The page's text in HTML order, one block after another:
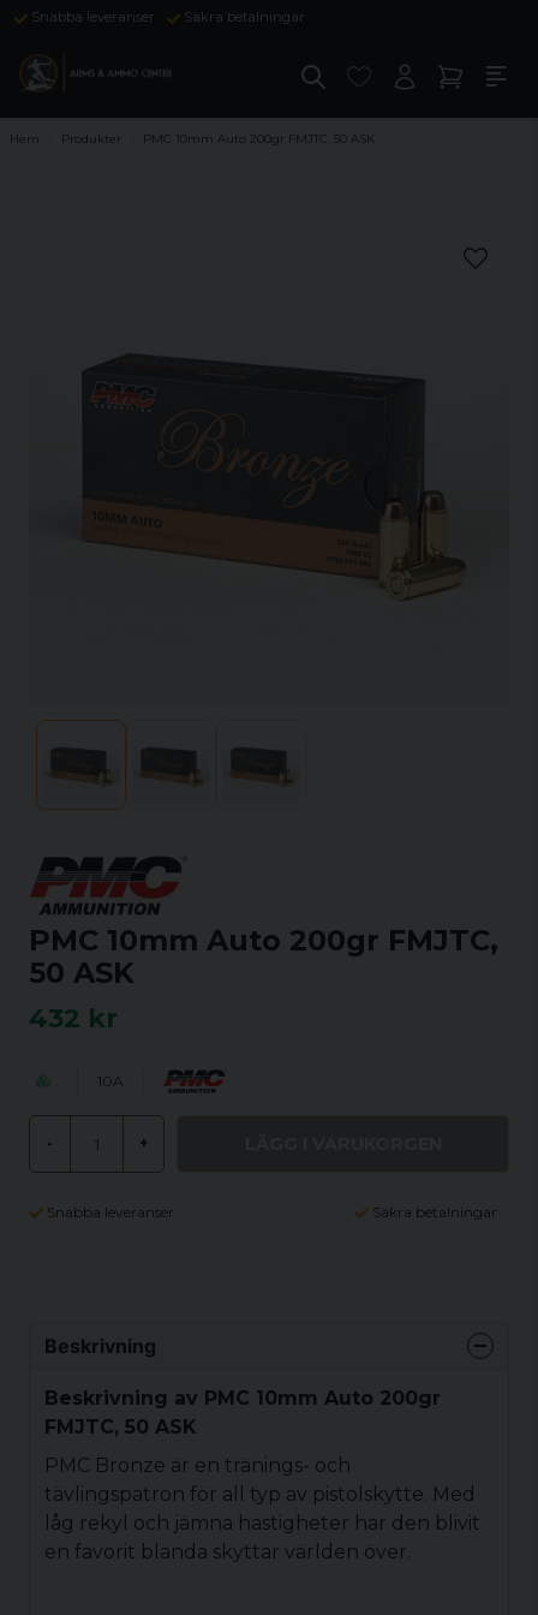
Snabba leveranser Säkra betalningar
Hem Produkter PMC 10mm Auto 200gr FMJTC, 50 ASK
PMC 10mm Auto 200gr FMJTC,
50 ASK
432 kr
10A
- +
Snabba leveranser Säkra betalningar
Beskrivning
Beskrivning av PMC 10mm Auto 200gr
FMJTC, 50 ASK
PMC Bronze är en tränings- och
tävlingspatron för all typ av pistolskytte. Med
låg rekyl och jämna hastigheter har den blivit
en favorit blanda skyttar världen över.